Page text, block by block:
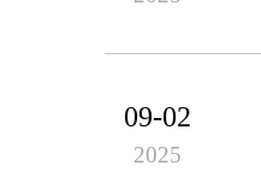
09-02
2025